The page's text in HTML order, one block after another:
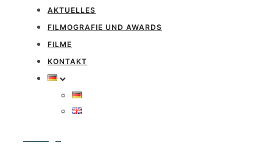
AKTUELLES
FILMOGRAFIE UND AWARDS
FILME
KONTAKT